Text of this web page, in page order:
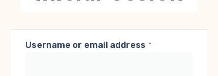
Username or email address *